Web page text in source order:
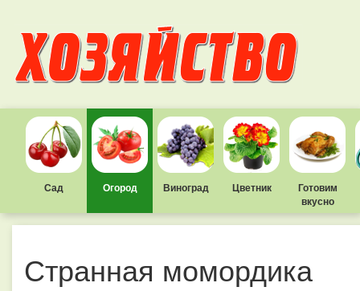
Сад Огород Виноград Цветник
Готовим
вкусно
Странная момордика